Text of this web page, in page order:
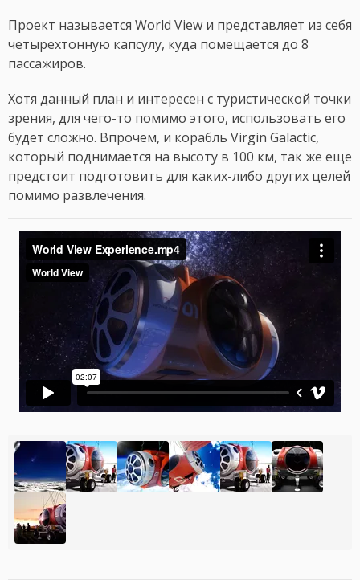
Проект называется World View и представляет из себя
четырехтонную капсулу, куда помещается до 8
пассажиров.
Хотя данный план и интересен с туристической точки
зрения, для чего-то помимо этого, использовать его
будет сложно. Впрочем, и корабль Virgin Galactic,
который поднимается на высоту в 100 км, так же еще
предстоит подготовить для каких-либо других целей
помимо развлечения.